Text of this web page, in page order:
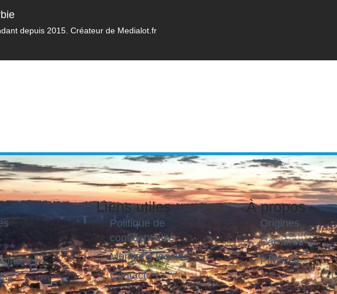
depuis 2015. Créateur de Medialot.fr
Liens utiles
Politique de
confidentialité
Mentions légales
Contact
À propos
Origines
Carrières
Publicité